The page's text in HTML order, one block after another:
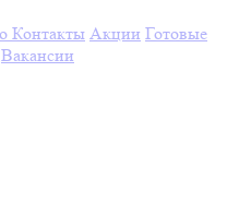
Контакты Акции Готовые
Вакансии